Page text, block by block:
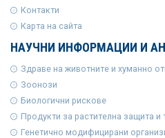
Контакти
Карта на сайта
НАУЧНИ ИНФОРМАЦИИ И
Здраве на животните и хуманно
Зоонози
Биологични рискове
Продукти за растителна защита и
Генетично модифицирани